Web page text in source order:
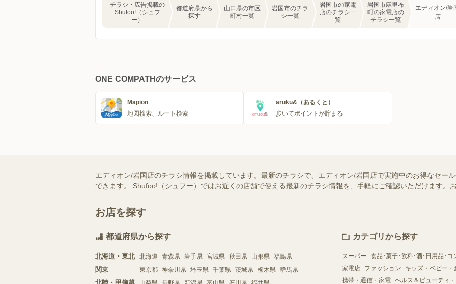
チラシ・広告掲載の
Shufoo!（シュフ
ー）
都道府県から
探す
山口県の市区
町村一覧
岩国市のチラ
シ一覧
岩国市の家電
店のチラシ一
覧
岩国市麻里布
町の家電店の
チラシ一覧
エディオン/岩
店
ONE COMPATHのサービス
Mapion
地図検索、ルート検索
aruku&（あるくと）
歩いてポイントが貯まる
エディオン/岩国店のチラシ情報を掲載しています。最新のチラシで、エディオン/岩国店で実施中のお得なセー
できます。 Shufoo!（シュフー）ではお近くの店舗で使える最新のチラシ情報を、手軽にご確認いただけます。
お店を探す
都道府県から探す
北海道・東北 北海道 青森県 岩手県 宮城県 秋田県 山形県 福島県
関東 東京都 神奈川県 埼玉県 千葉県 茨城県 栃木県 群馬県
カテゴリから探す
スーパー
食品･菓子･飲料･酒･日用品･コ
家電店
ファッション
キッズ・ベビー・
携帯・通信・家電 ヘルス＆ビューティ